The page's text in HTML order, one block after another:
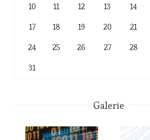
10
11 12 13 14
17
18 19 20 21
24
25 26 27 28
31
Galerie